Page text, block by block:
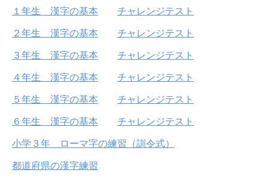
１年生 漢字の基本 チャレンジテスト
２年生 漢字の基本 チャレンジテスト
３年生 漢字の基本 チャレンジテスト
４年生 漢字の基本 チャレンジテスト
５年生 漢字の基本 チャレンジテスト
６年生 漢字の基本 チャレンジテスト
小学３年 ローマ字の練習（訓令式）
都道府県の漢字練習